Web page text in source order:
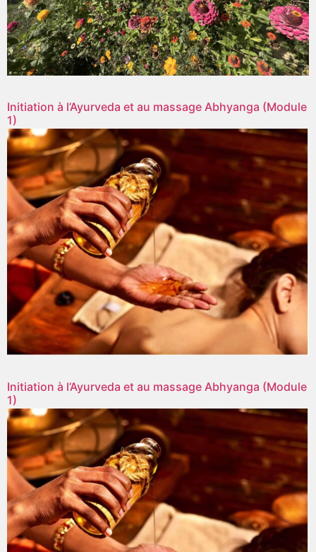
Initiation à l’Ayurveda et au massage Abhyanga (Module
1)
Initiation à l’Ayurveda et au massage Abhyanga (Module
1)